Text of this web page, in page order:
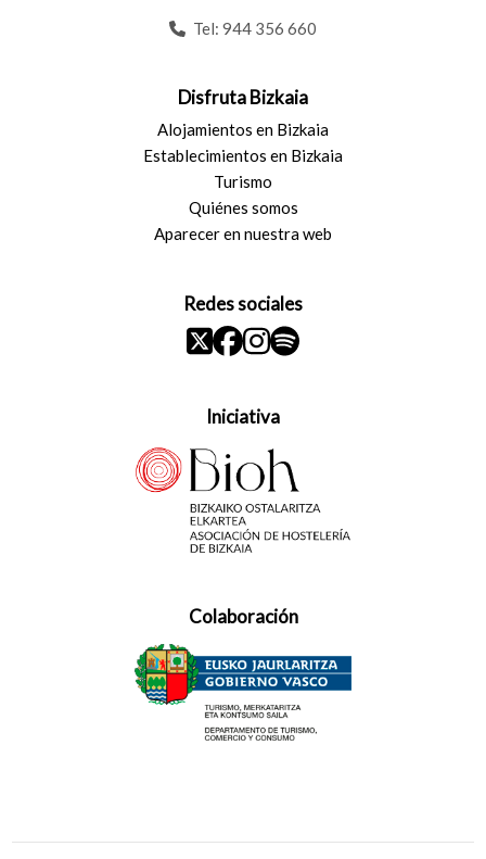
Tel: 944 356 660
Disfruta Bizkaia
Alojamientos en Bizkaia
Establecimientos en Bizkaia
Turismo
Quiénes somos
Aparecer en nuestra web
Redes sociales
Iniciativa
Colaboración